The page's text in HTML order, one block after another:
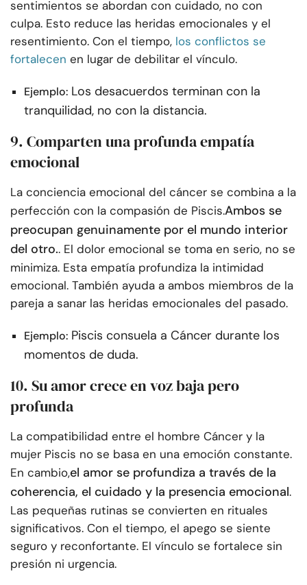
sentimientos se abordan con cuidado, no con
culpa. Esto reduce las heridas emocionales y el
resentimiento. Con el tiempo, los conflictos se
fortalecen en lugar de debilitar el vínculo.
Ejemplo: Los desacuerdos terminan con la
tranquilidad, no con la distancia.
9. Comparten una profunda empatía
emocional
La conciencia emocional del cáncer se combina a la
perfección con la compasión de Piscis.Ambos se
preocupan genuinamente por el mundo interior
del otro.. El dolor emocional se toma en serio, no se
minimiza. Esta empatía profundiza la intimidad
emocional. También ayuda a ambos miembros de la
pareja a sanar las heridas emocionales del pasado.
Ejemplo: Piscis consuela a Cáncer durante los
momentos de duda.
10. Su amor crece en voz baja pero
profunda
La compatibilidad entre el hombre Cáncer y la
mujer Piscis no se basa en una emoción constante.
En cambio,el amor se profundiza a través de la
coherencia, el cuidado y la presencia emocional.
Las pequeñas rutinas se convierten en rituales
significativos. Con el tiempo, el apego se siente
seguro y reconfortante. El vínculo se fortalece sin
presión ni urgencia.